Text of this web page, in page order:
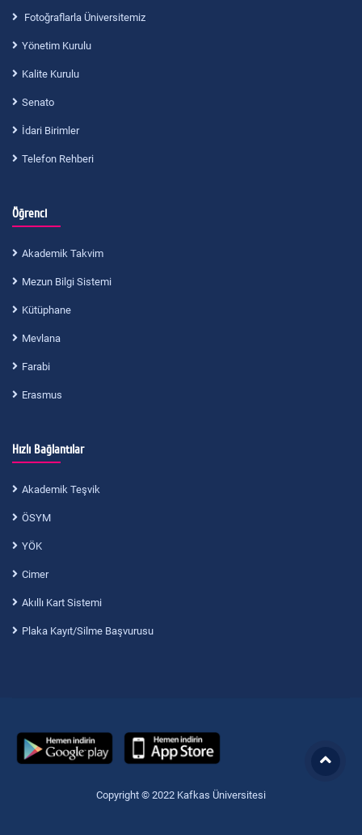
Fotoğraflarla Üniversitemiz
Yönetim Kurulu
Kalite Kurulu
Senato
İdari Birimler
Telefon Rehberi
Öğrenci
Akademik Takvim
Mezun Bilgi Sistemi
Kütüphane
Mevlana
Farabi
Erasmus
Hızlı Bağlantılar
Akademik Teşvik
ÖSYM
YÖK
Cimer
Akıllı Kart Sistemi
Plaka Kayıt/Silme Başvurusu
Copyright © 2022 Kafkas Üniversitesi